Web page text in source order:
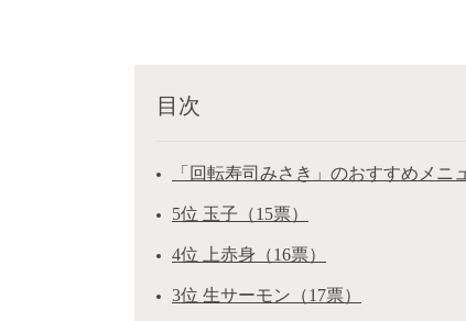
目次
「回転寿司みさき」のおすすめメニ
5位 玉子（15票）
4位 上赤身（16票）
3位 生サーモン（17票）